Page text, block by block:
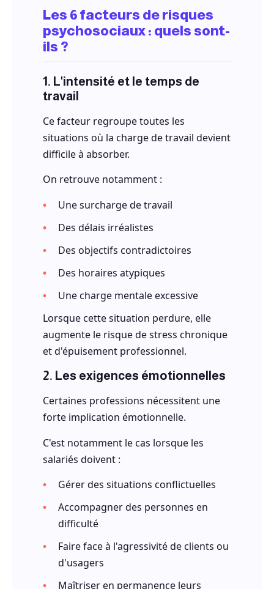
Les 6 facteurs de risques
psychosociaux : quels sont-
ils ?
1. L'intensité et le temps de
travail
Ce facteur regroupe toutes les
situations où la charge de travail devient
difficile à absorber.
On retrouve notamment :
Une surcharge de travail
Des délais irréalistes
Des objectifs contradictoires
Des horaires atypiques
Une charge mentale excessive
Lorsque cette situation perdure, elle
augmente le risque de stress chronique
et d'épuisement professionnel.
2. Les exigences émotionnelles
Certaines professions nécessitent une
forte implication émotionnelle.
C'est notamment le cas lorsque les
salariés doivent :
Gérer des situations conflictuelles
Accompagner des personnes en
difficulté
Faire face à l'agressivité de clients ou
d'usagers
Maîtriser en permanence leurs